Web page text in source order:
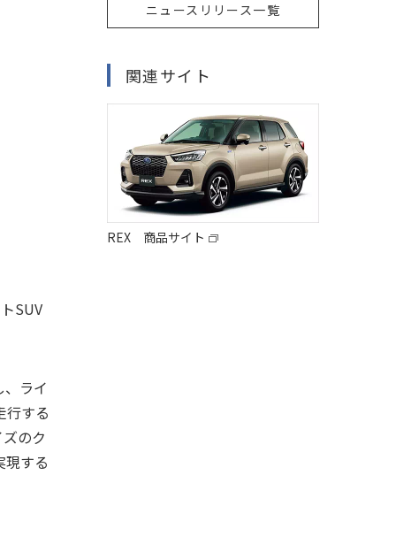
SUV
ライ
行する
のク
現する
ニュースリリース一覧
関連サイト
REX 商品サイト